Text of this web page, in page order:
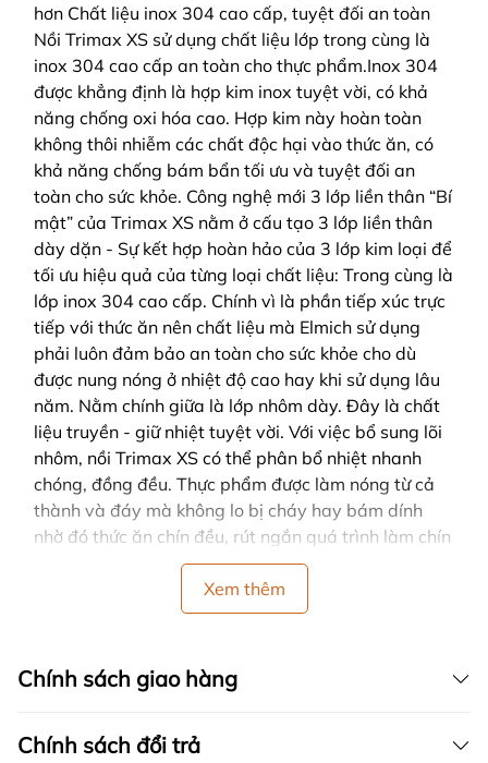
hơn Chất liệu inox 304 cao cấp, tuyệt đối an toàn
Nồi Trimax XS sử dụng chất liệu lớp trong cùng là
inox 304 cao cấp an toàn cho thực phẩm.Inox 304
được khẳng định là hợp kim inox tuyệt vời, có khả
năng chống oxi hóa cao. Hợp kim này hoàn toàn
không thôi nhiễm các chất độc hại vào thức ăn, có
khả năng chống bám bẩn tối ưu và tuyệt đối an
toàn cho sức khỏe. Công nghệ mới 3 lớp liền thân “Bí
mật” của Trimax XS nằm ở cấu tạo 3 lớp liền thân
dày dặn - Sự kết hợp hoàn hảo của 3 lớp kim loại để
tối ưu hiệu quả của từng loại chất liệu: Trong cùng là
lớp inox 304 cao cấp. Chính vì là phần tiếp xúc trực
tiếp với thức ăn nên chất liệu mà Elmich sử dụng
phải luôn đảm bảo an toàn cho sức khỏe cho dù
được nung nóng ở nhiệt độ cao hay khi sử dụng lâu
năm. Nằm chính giữa là lớp nhôm dày. Đây là chất
liệu truyền - giữ nhiệt tuyệt vời. Với việc bổ sung lõi
nhôm, nồi Trimax XS có thể phân bổ nhiệt nhanh
chóng, đồng đều. Thực phẩm được làm nóng từ cả
thành và đáy mà không lo bị cháy hay bám dính
nhờ đó thức ăn chín đều, rút ngắn quá trình làm chín
thực phẩm và lưu giữ được lượng vi chất tối đa trong
quá trình chế biến. Với nồi Trimax XS, bạn hoàn toàn
yên tâm nấu nướng đảm bảo chất dinh dưỡng cho
inox 430 cho hiệu suất bắt từ lên đến 98%, giúp tiết
kiệm nhiên liệu tối đa khi nấu. Cũng nhờ có lớp đáy
gồm bếp từ, bếp hồng ngoại, bếp gas,… Công nghệ
Xem thêm
Chính sách giao hàng
Chính sách đổi trả